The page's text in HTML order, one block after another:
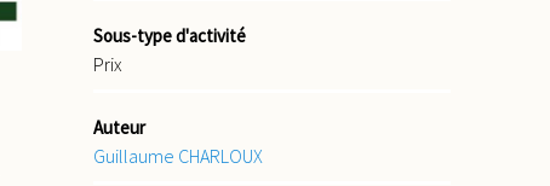
Sous-type d'activité
Prix
Auteur
Guillaume CHARLOUX